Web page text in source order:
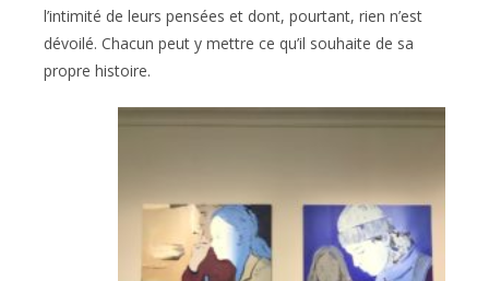
l’intimité de leurs pensées et dont, pourtant, rien n’est
dévoilé. Chacun peut y mettre ce qu’il souhaite de sa
propre histoire.